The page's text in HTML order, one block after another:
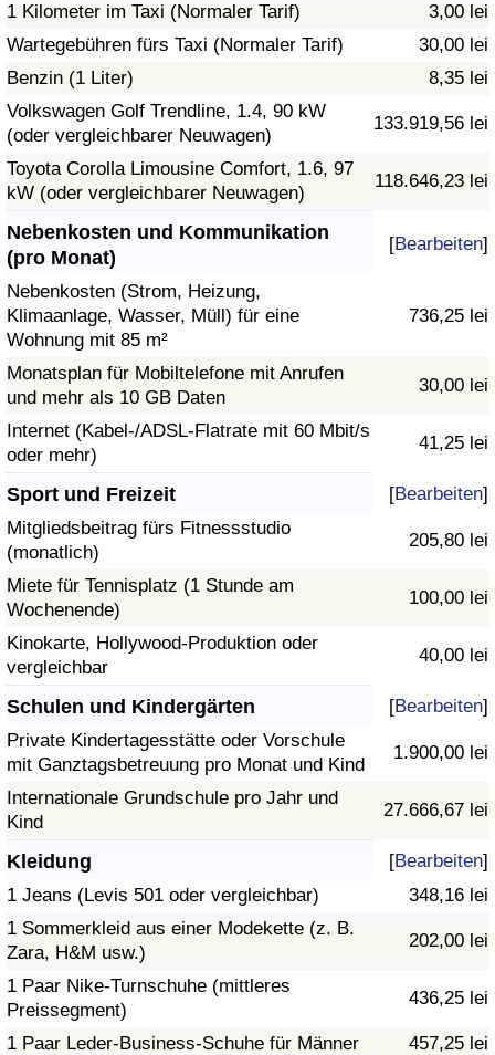
1 Kilometer im Taxi (Normaler Tarif)
3,00 lei
Wartegebühren fürs Taxi (Normaler Tarif)
30,00 lei
Benzin (1 Liter)
8,35 lei
Volkswagen Golf Trendline, 1.4, 90 kW
(oder vergleichbarer Neuwagen)
133.919,56 lei
Toyota Corolla Limousine Comfort, 1.6, 97
kW (oder vergleichbarer Neuwagen)
118.646,23 lei
Nebenkosten und Kommunikation
(pro Monat)
[Bearbeiten]
Nebenkosten (Strom, Heizung,
Klimaanlage, Wasser, Müll) für eine
Wohnung mit 85 m²
736,25 lei
Monatsplan für Mobiltelefone mit Anrufen
und mehr als 10 GB Daten
30,00 lei
Internet (Kabel-/ADSL-Flatrate mit 60 Mbit/s
oder mehr)
41,25 lei
Sport und Freizeit [Bearbeiten]
Mitgliedsbeitrag fürs Fitnessstudio
(monatlich)
205,80 lei
Miete für Tennisplatz (1 Stunde am
Wochenende)
100,00 lei
Kinokarte, Hollywood-Produktion oder
vergleichbar
40,00 lei
Schulen und Kindergärten [Bearbeiten]
Private Kindertagesstätte oder Vorschule
mit Ganztagsbetreuung pro Monat und Kind
1.900,00 lei
Internationale Grundschule pro Jahr und
Kind
27.666,67 lei
Kleidung [Bearbeiten]
1 Jeans (Levis 501 oder vergleichbar)
348,16 lei
1 Sommerkleid aus einer Modekette (z. B.
Zara, H&M usw.)
202,00 lei
1 Paar Nike-Turnschuhe (mittleres
Preissegment)
436,25 lei
1 Paar Leder-Business-Schuhe für Männer 457,25 lei